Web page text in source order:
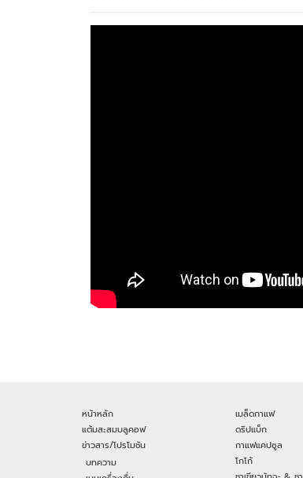
หน้าหลัก
แต้มสะสมบลูคอฟ
ข่าวสาร/โปรโมชัน
บทความ
เมล็ดกาแฟ
ดริปแบ็ก
กาแฟแคปซูล
โกโก้